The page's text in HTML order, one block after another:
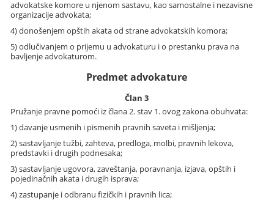
advokatske komore u njenom sastavu, kao samostalne i nezavisne
organizacije advokata;
4) donošenjem opštih akata od strane advokatskih komora;
5) odlučivanjem o prijemu u advokaturu i o prestanku prava na
bavljenje advokaturom.
Predmet advokature
Član 3
Pružanje pravne pomoći iz člana 2. stav 1. ovog zakona obuhvata:
1) davanje usmenih i pismenih pravnih saveta i mišljenja;
2) sastavljanje tužbi, zahteva, predloga, molbi, pravnih lekova,
predstavki i drugih podnesaka;
3) sastavljanje ugovora, zaveštanja, poravnanja, izjava, opštih i
pojedinačnih akata i drugih isprava;
4) zastupanje i odbranu fizičkih i pravnih lica;